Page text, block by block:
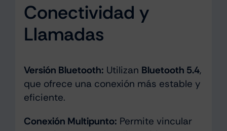
Conectividad y
Llamadas
Versión Bluetooth: Utilizan Bluetooth 5.4,
que ofrece una conexión más estable y
eficiente.
Conexión Multipunto: Permite vincular